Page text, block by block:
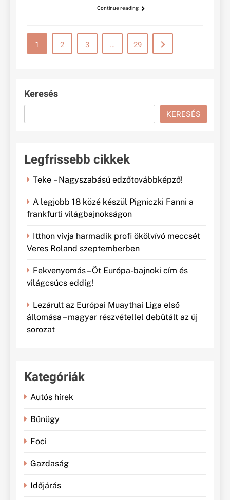
Continue reading
1 2 3 … 29
Keresés
KERESÉS
Legfrissebb cikkek
Teke – Nagyszabású edzőtovábbképző!
A legjobb 18 közé készül Pigniczki Fanni a
frankfurti világbajnokságon
Itthon vívja harmadik profi ökölvívó meccsét
Veres Roland szeptemberben
Fekvenyomás – Öt Európa-bajnoki cím és
világcsúcs eddig!
Lezárult az Európai Muaythai Liga első
állomása – magyar részvétellel debütált az új
sorozat
Kategóriák
Autós hírek
Bűnügy
Foci
Gazdaság
Időjárás